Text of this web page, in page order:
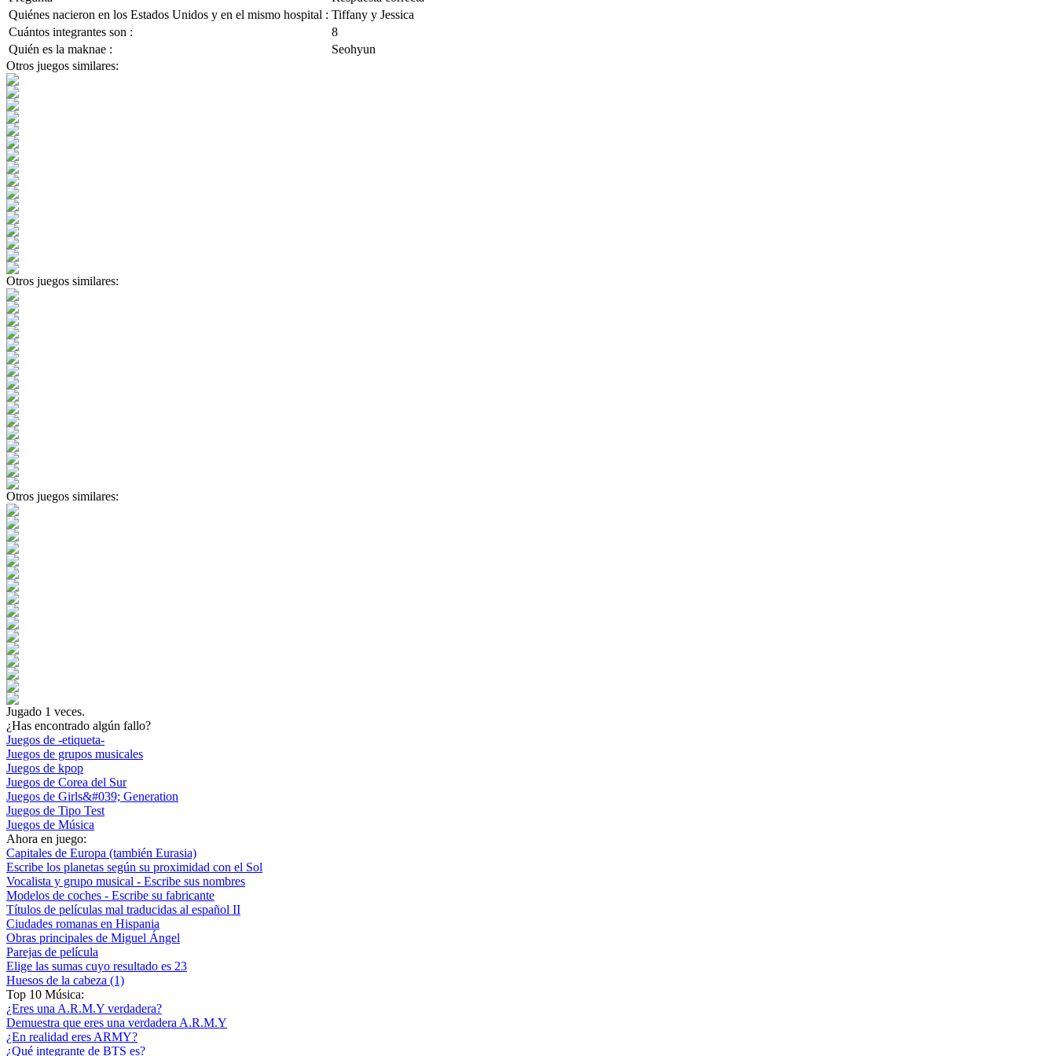
Quiénes nacieron en los Estados Unidos y en el mismo hospital : Tiffany y Jessica
Cuántos integrantes son :
8
Quién es la maknae :
Seohyun
Otros juegos similares:
Otros juegos similares:
Otros juegos similares:
Jugado 1 veces.
¿Has encontrado algún fallo?
Juegos de -etiqueta-
Juegos de grupos musicales
Juegos de kpop
Juegos de Corea del Sur
Juegos de Girls&#039; Generation
Juegos de Tipo Test
Juegos de Música
Ahora en juego:
Capitales de Europa (también Eurasia)
Escribe los planetas según su proximidad con el Sol
Vocalista y grupo musical - Escribe sus nombres
Modelos de coches - Escribe su fabricante
Títulos de películas mal traducidas al español II
Ciudades romanas en Hispania
Obras principales de Miguel Ángel
Parejas de película
Elige las sumas cuyo resultado es 23
Huesos de la cabeza (1)
Top 10 Música:
¿Eres una A.R.M.Y verdadera?
Demuestra que eres una verdadera A.R.M.Y
¿En realidad eres ARMY?
¿Qué integrante de BTS es?